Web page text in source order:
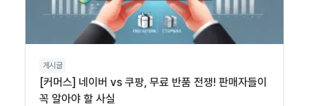
게시글
[커머스] 네이버 vs 쿠팡, 무료 반품 전쟁! 판매자들이
꼭 알아야 할 사실